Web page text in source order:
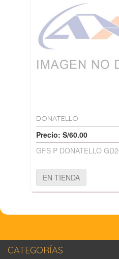
DONATELLO
Precio: S/60.00
GFS P DONATELLO
EN TIENDA
CATEGORÍAS